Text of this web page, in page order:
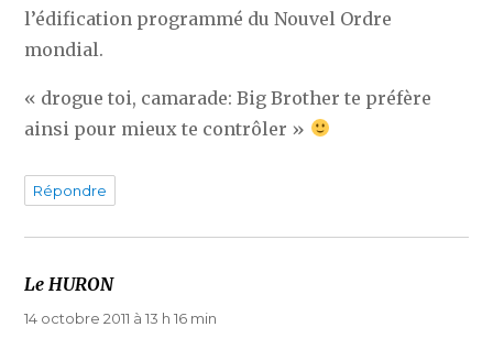
l’édification programmé du Nouvel Ordre
mondial.
« drogue toi, camarade: Big Brother te préfère
ainsi pour mieux te contrôler »
Répondre
Le HURONdit :
14 octobre 2011 à 13 h 16 min